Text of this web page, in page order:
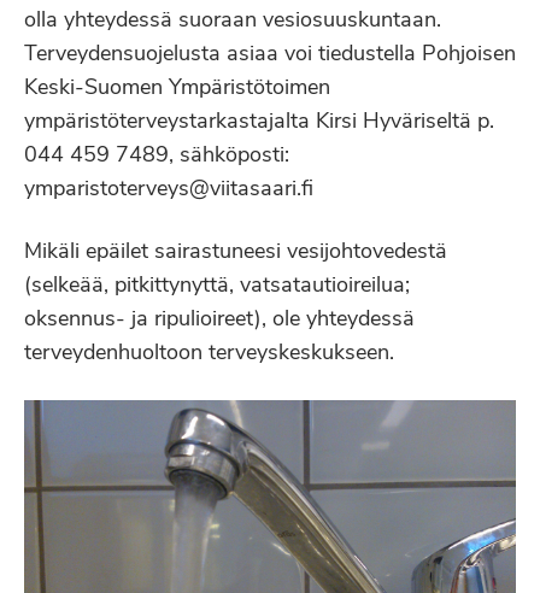
olla yhteydessä suoraan vesiosuuskuntaan.
Terveydensuojelusta asiaa voi tiedustella Pohjoisen
Keski-Suomen Ympäristötoimen
ympäristöterveystarkastajalta Kirsi Hyväriseltä p.
044 459 7489, sähköposti:
ymparistoterveys@viitasaari.fi
Mikäli epäilet sairastuneesi vesijohtovedestä
(selkeää, pitkittynyttä, vatsatautioireilua;
oksennus- ja ripulioireet), ole yhteydessä
terveydenhuoltoon terveyskeskukseen.